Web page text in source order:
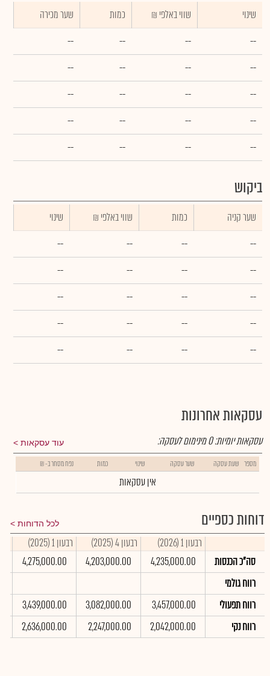
שינוי ₪ שווי באלפי כמות
שער מכירה
--
--
--
--
--
--
--
--
--
--
--
--
--
--
--
--
--
--
--
--
ביקוש
שער קניה כמות ₪ שווי באלפי
שינוי
--
--
--
--
--
--
--
--
--
--
--
--
--
--
--
--
--
--
--
--
עסקאות אחרונות
עוד עסקאות עסקאות יומיות:0מינימום לעסקה:
מספר שעת עסקה שער עסקה שינוי כמות נפח מסחר ב- ₪
אין עסקאות
דוחות כספיים לכל הדוחות
רבעון 1 (2026) רבעון 4 (2025) רבעון 1 (2025)
סה"כ הכנסות
4,235,000.00
4,203,000.00
4,275,000.00
רווח גולמי
רווח תפעולי
3,457,000.00
3,082,000.00
3,439,000.00
רווח נקי
2,042,000.00
2,247,000.00
2,636,000.00